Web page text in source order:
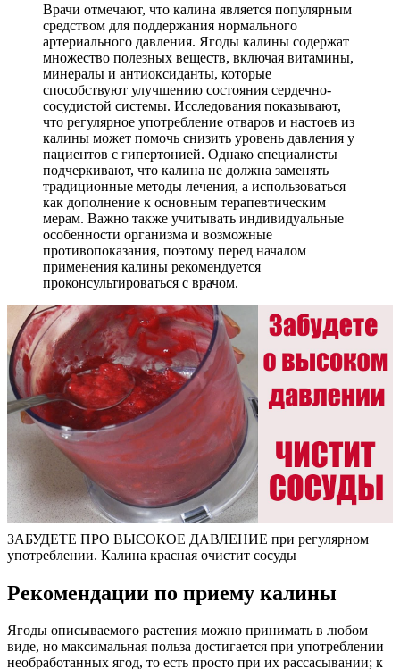
Врачи отмечают, что калина является популярным
средством для поддержания нормального
артериального давления. Ягоды калины содержат
множество полезных веществ, включая витамины,
минералы и антиоксиданты, которые
способствуют улучшению состояния сердечно-
сосудистой системы. Исследования показывают,
что регулярное употребление отваров и настоев из
калины может помочь снизить уровень давления у
пациентов с гипертонией. Однако специалисты
подчеркивают, что калина не должна заменять
традиционные методы лечения, а использоваться
как дополнение к основным терапевтическим
мерам. Важно также учитывать индивидуальные
особенности организма и возможные
противопоказания, поэтому перед началом
применения калины рекомендуется
проконсультироваться с врачом.
ЗАБУДЕТЕ ПРО ВЫСОКОЕ ДАВЛЕНИЕ при регулярном
употреблении. Калина красная очистит сосуды
Рекомендации по приему калины
Ягоды описываемого растения можно принимать в любом
виде, но максимальная польза достигается при употреблении
необработанных ягод, то есть просто при их рассасывании; к